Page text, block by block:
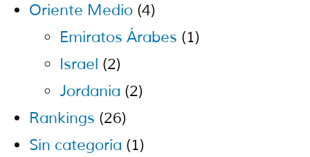
Oriente Medio (4)
Emiratos Árabes (1)
Israel (2)
Jordania (2)
Rankings (26)
Sin categoría (1)